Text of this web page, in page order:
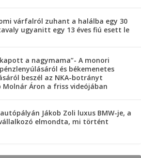
várfalról zuhant a halálba egy 30
ugyanitt egy 13 éves fiú esett le
a nagymama”- A monori
és békemenetes
beszél az NKA-botrányt
Áron a friss videójában
Jákob Zoli luxus BMW-je, a
elmondta, mi történt